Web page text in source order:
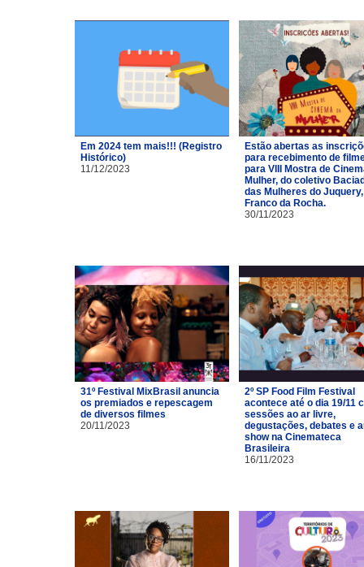
Em 2024 tem mais!!! (Registro
Histórico)
11/12/2023
Estão abertas as
para recebimento de
para VIII Mostra de
Mulher, do coletivo
das Mulheres do
Franco da Rocha.
30/11/2023
31º Festival MixBrasil anuncia
os premiados e repescagem
de diversos filmes
20/11/2023
2º SP Food Film Festival
acontece até o dia 19/11
sessões ao ar livre,
degustações, debates e
show na Cinemateca
Brasileira
16/11/2023